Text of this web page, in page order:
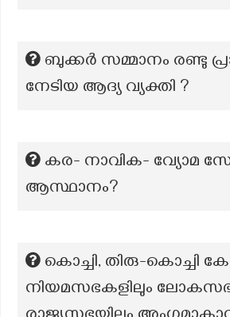
ബുക്കർ സമ്മാനം രണ്ടു
നേടിയ ആദ്യ വ്യക്തി ?
കര- നാവിക- വ്യോമ
ആസ്ഥാനം?
കൊച്ചി, തിരു-കൊച്ചി
നിയമസഭകളിലും